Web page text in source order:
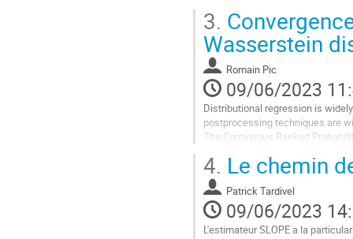
Aller
à
la
page
de
la
contribution
3.
Wasserstein
Romain Pic
09/06/2023
Distributional regression is
postprocessing techniques are
The Continuous Ranked
Aller
à
la
page
de
4. Le chemin
Patrick Tardivel
09/06/2023
L'estimateur SLOPE a la